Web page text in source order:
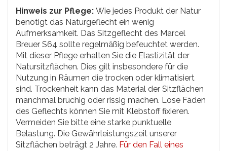
Hinweis zur Pflege: Wie jedes Produkt der Natur
benötigt das Naturgeflecht ein wenig
Aufmerksamkeit. Das Sitzgeflecht des Marcel
Breuer S64 sollte regelmäßig befeuchtet werden.
Mit dieser Pflege erhalten Sie die Elastizität der
Natursitzflächen. Dies gilt insbesondere für die
Nutzung in Räumen die trocken oder klimatisiert
sind. Trockenheit kann das Material der Sitzflächen
manchmal brüchig oder rissig machen. Lose Fäden
des Geflechts können Sie mit Klebstoff fixieren.
Vermeiden Sie bitte eine starke punktuelle
Belastung. Die Gewährleistungszeit unserer
Sitzflächen beträgt 2 Jahre. Für den Fall eines